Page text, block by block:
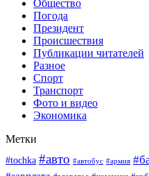
Общество
Погода
Президент
Происшествия
Публикации читателей
Разное
Спорт
Транспорт
Фото и видео
Экономика
Метки
#tochka #авто #автобус #армия